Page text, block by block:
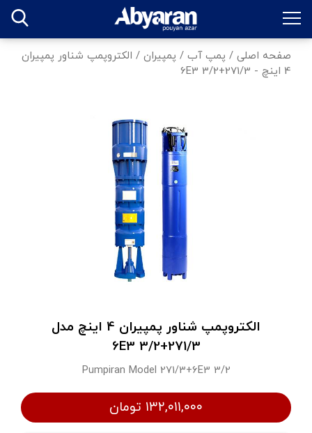
صفحه اصلی / پمپ آب / پمپیران / الکتروپمپ شناور پمپیران
4 اینچ - 271/3+6E3 3/2
الکتروپمپ شناور پمپیران 4 اینچ مدل
271/3+6E3 3/2
Pumpiran Model 271/3+6E3 3/2
۱۳۲,۰۱۱,۰۰۰ تومان